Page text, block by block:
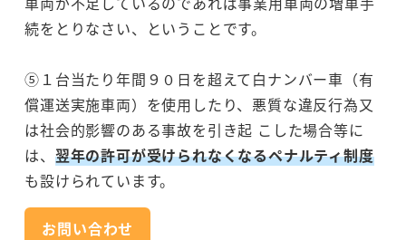
続をとりなさい、ということです。
⑤１台当たり年間９０日を超えて白ナンバー車（有
償運送実施車両）を使用したり、悪質な違反行為又
は社会的影響のある事故を引き起 こした場合等に
は、 翌年の許可が受けられなくなるペナルティ制度
も設けられています。
お問い合わせ